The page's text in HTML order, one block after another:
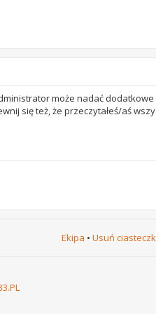
może nadać
się też, że przeczytałeś/aś
Ekipa • Usuń